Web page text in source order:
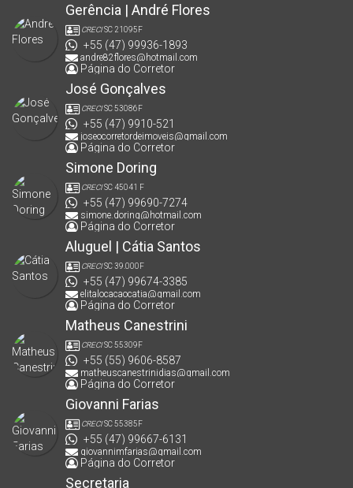
Gerência | André Flores
CRECISC 21095F
+55 (47) 99936-1893
andre82flores@hotmail.com
Página do Corretor
José Gonçalves
CRECISC 53086F
+55 (47) 9910-521
joseocorretordeimoveis@gmail.com
Página do Corretor
Simone Doring
CRECISC 45041 F
+55 (47) 99690-7274
simone.doring@hotmail.com
Página do Corretor
Aluguel | Cátia Santos
CRECISC 39.000F
+55 (47) 99674-3385
elitalocacaocatia@gmail.com
Página do Corretor
Matheus Canestrini
CRECISC 55309F
+55 (55) 9606-8587
matheuscanestrinidias@gmail.com
Página do Corretor
Giovanni Farias
CRECISC 55385F
+55 (47) 99667-6131
giovannimfarias@gmail.com
Página do Corretor
Secretaria